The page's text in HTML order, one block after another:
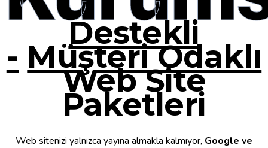
Destekli
- Müşteri Odaklı
Web Site
Paketleri
Web sitenizi yalnızca yayına almakla kalmıyor, Google ve